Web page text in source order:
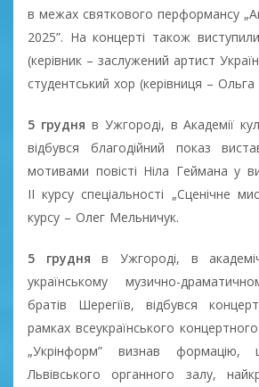
в межах святкового перформансу
2025”. На концерті також
(керівник – заслужений артист
студентський хор (керівниця –
5 грудня в Ужгороді, в Академії
відбувся благодійний показ
мотивами повісті Ніла Геймана у
II курсу спеціальності „Сценічне
курсу – Олег Мельничук.
5 грудня в Ужгороді, в
українському музично-
братів Шерегіїв, відбувся
рамках всеукраїнського
„Укрінформ” визнав
Львівського органного залу,